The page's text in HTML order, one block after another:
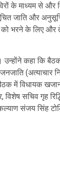
के माध्यम से
जाति और
को भरने के लिए और
कहा कि बैठक
(अत्याचार
में विधायक खजान
विशेष सचिव गृह
संजय सिंह